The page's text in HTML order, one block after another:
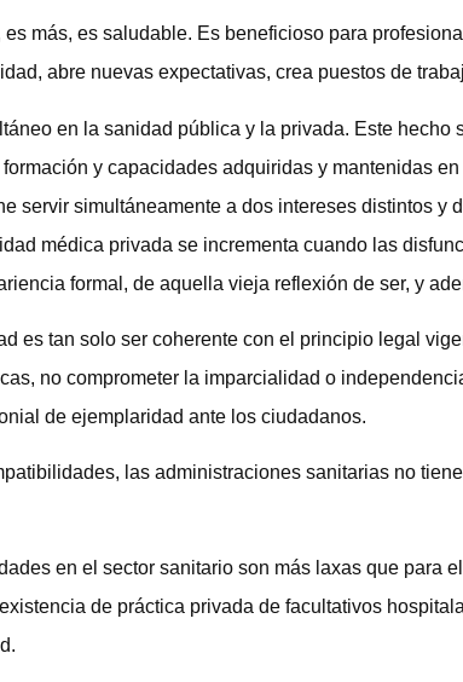
más, es saludable. Es beneficioso para
abre nuevas expectativas, crea puestos de
en la sanidad pública y la privada. Este hecho
y capacidades adquiridas y mantenidas
servir simultáneamente a dos intereses distintos y
médica privada se incrementa cuando las
formal, de aquella vieja reflexión de ser, y
es tan solo ser coherente con el principio legal
no comprometer la imparcialidad o
de ejemplaridad ante los ciudadanos.
las administraciones sanitarias no
en el sector sanitario son más laxas que para
de práctica privada de facultativos